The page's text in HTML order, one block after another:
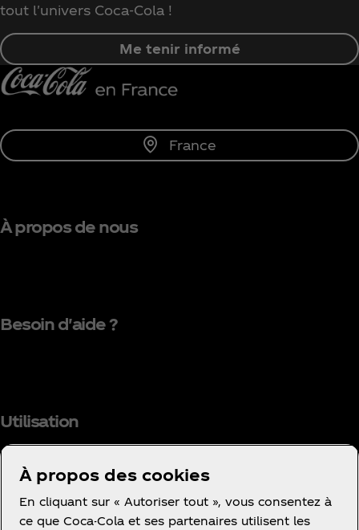
tout l'univers Coca‑Cola !
Me tenir informé
France
À propos de nous
Besoin d'aide ?
Utilisation
Facebook
Instagram
Youtube
À propos des cookies
En cliquant sur « Autoriser tout », vous consentez à
ce que Coca-Cola et ses partenaires utilisent les